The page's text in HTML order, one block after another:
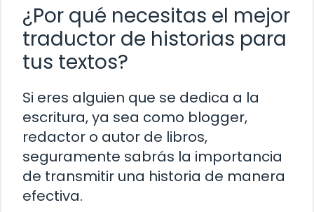
¿Por qué necesitas el mejor
traductor de historias para
tus textos?
Si eres alguien que se dedica a la
escritura, ya sea como blogger,
redactor o autor de libros,
seguramente sabrás la importancia
de transmitir una historia de manera
efectiva.